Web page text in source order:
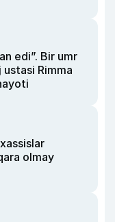
edi”. Bir umr
Rimma
olmay